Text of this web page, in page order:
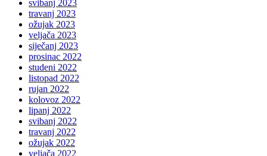
svibanj 2023
travanj 2023
ožujak 2023
veljača 2023
siječanj 2023
prosinac 2022
studeni 2022
listopad 2022
rujan 2022
kolovoz 2022
lipanj 2022
svibanj 2022
travanj 2022
ožujak 2022
veljača 2022